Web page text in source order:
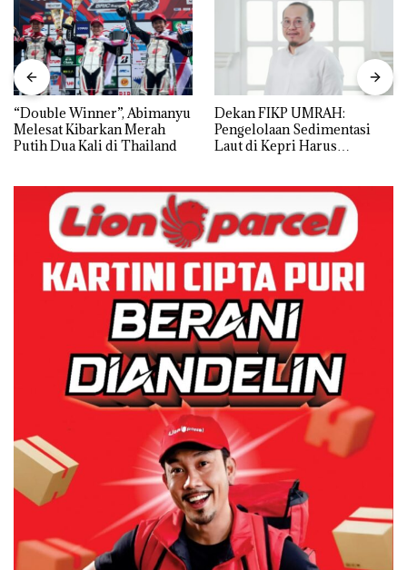
“Double Winner”, Abimanyu
Melesat Kibarkan Merah
Putih Dua Kali di Thailand
Dekan FIKP UMRAH:
Pengelolaan Sedimentasi
Laut di Kepri Harus
dengan Konservasi